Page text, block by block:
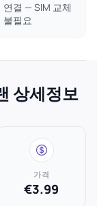
연결 — SIM 교체
불필요
상세정보
가격
€3.99